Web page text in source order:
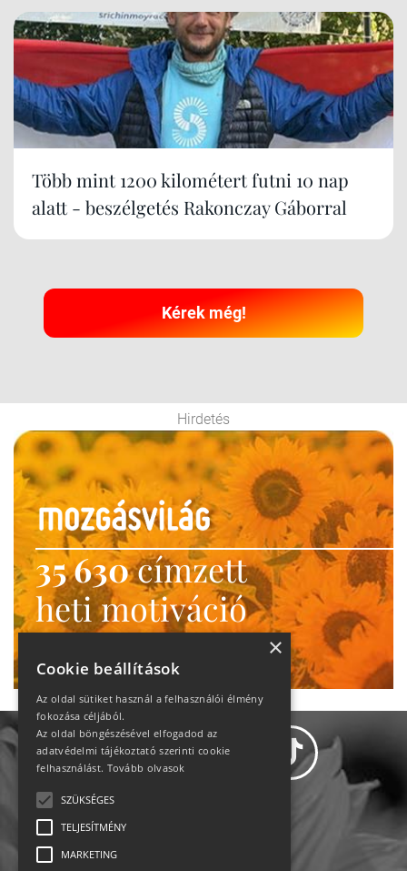
Több mint 1200 kilométert futni 10 nap
alatt - beszélgetés Rakonczay Gáborral
Kérek még!
Hirdetés
35 630címzett
heti motiváció
Ne maradj le!
×
Cookie beállítások
Az oldal sütiket használ a felhasználói élmény
fokozása céljából.
Az oldal böngészésével elfogadod az
adatvédelmi tájékoztató szerinti cookie
felhasználást. Tovább olvasok
SZÜKSÉGES
TELJESÍTMÉNY
MARKETING